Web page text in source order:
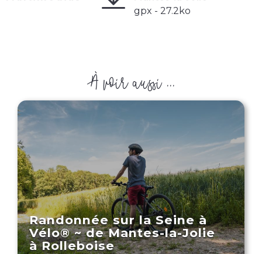
gpx - 27.2ko
À voir aussi ...
Randonnée sur la Seine à
Vélo® ~ de Mantes-la-Jolie
à Rolleboise